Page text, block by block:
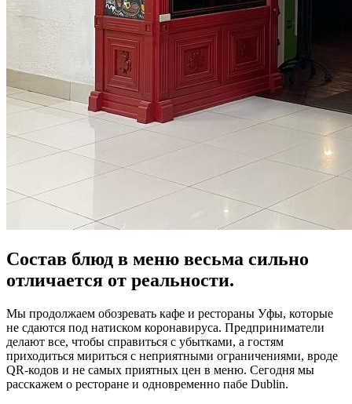
Состав блюд в меню весьма сильно
отличается от реальности.
Мы продолжаем обозревать кафе и рестораны Уфы, которые
не сдаются под натиском коронавируса. Предприниматели
делают все, чтобы справиться с убытками, а гостям
приходиться мириться с неприятными ограничениями, вроде
QR-кодов и не самых приятных цен в меню. Сегодня мы
расскажем о ресторане и одновременно пабе Dublin.